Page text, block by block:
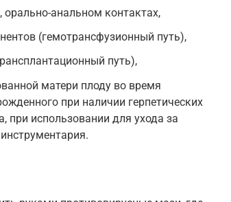
анальном контактах,
(гемотрансфузионный путь),
путь),
матери плоду во время
при наличии герпетических
при использовании для ухода за